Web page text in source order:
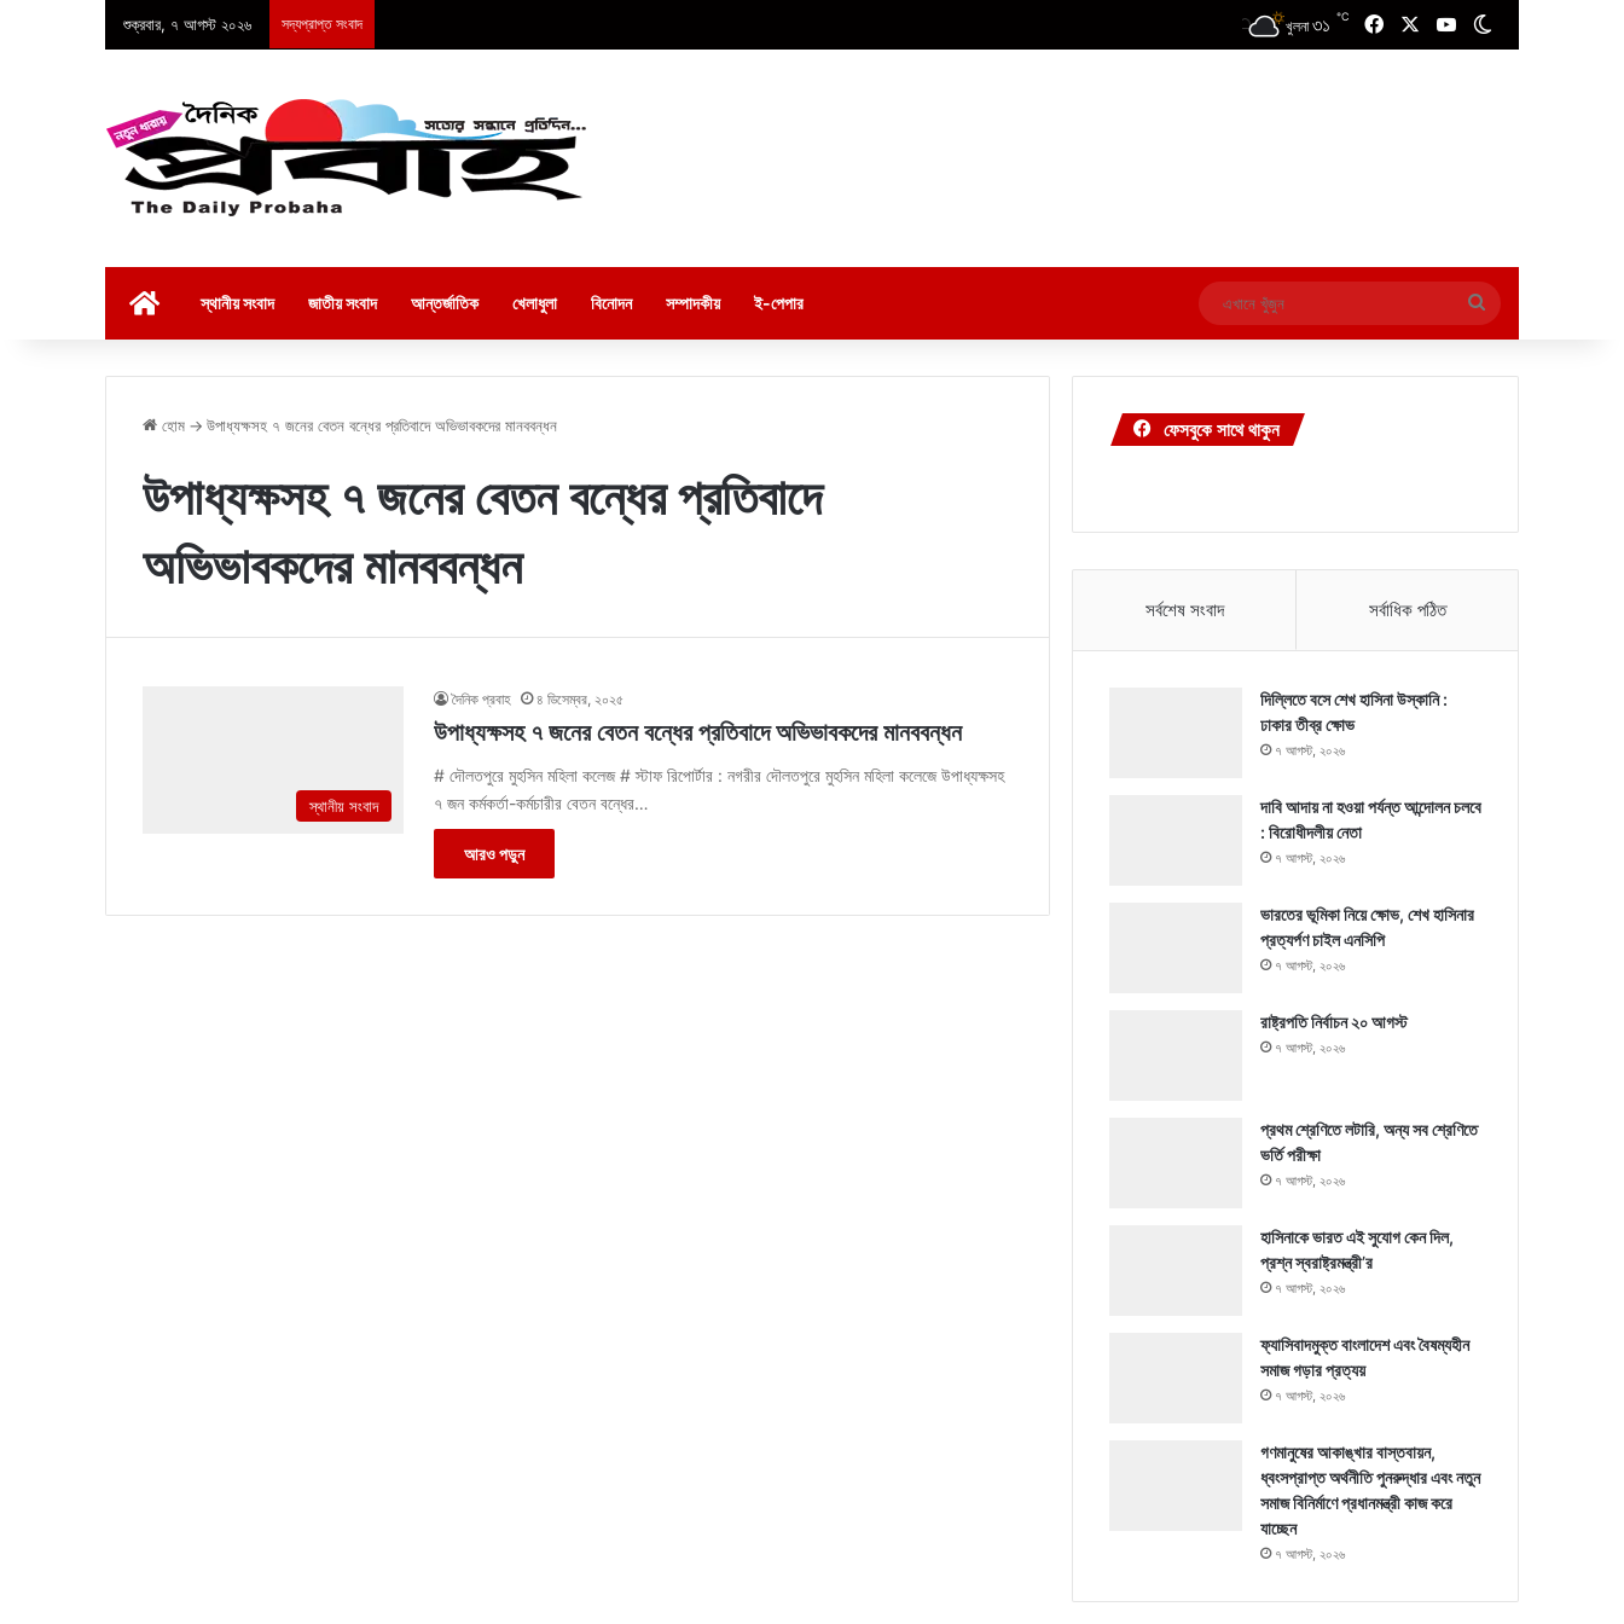
শুক্রবার, ৭ আগস্ট ২০২৬ সদ্যপ্রাপ্ত সংবাদ খুলনা ৩১ ℃ FacebookYouTube
স্থানীয় সংবাদ জাতীয় সংবাদ আন্তর্জাতিক খেলাধুলা বিনোদন সম্পাদকীয় ই-পেপার
এখানে
খুঁজুন
হোম → উপাধ্যক্ষসহ ৭ জনের বেতন বন্ধের প্রতিবাদে অভিভাবকদের মানববন্ধন
উপাধ্যক্ষসহ ৭ জনের বেতন বন্ধের প্রতিবাদে
অভিভাবকদের মানববন্ধন
স্থানীয় সংবাদ
দৈনিক প্রবাহ ৪ ডিসেম্বর, ২০২৫
উপাধ্যক্ষসহ ৭ জনের বেতন বন্ধের প্রতিবাদে অভিভাবকদের মানববন্ধন
# দৌলতপুরে মুহসিন মহিলা কলেজ # স্টাফ রিপোর্টার : নগরীর দৌলতপুরে মুহসিন মহিলা কলেজে উপাধ্যক্ষসহ
৭ জন কর্মকর্তা-কর্মচারীর বেতন বন্ধের…
আরও পড়ুন
ফেসবুকে সাথে থাকুন
সর্বশেষ সংবাদ সর্বাধিক পঠিত
দিল্লিতে বসে শেখ হাসিনা উস্কানি :
ঢাকার তীব্র ক্ষোভ
৭ আগস্ট, ২০২৬
দাবি আদায় না হওয়া পর্যন্ত আন্দোলন চলবে
: বিরোধীদলীয় নেতা
৭ আগস্ট, ২০২৬
ভারতের ভূমিকা নিয়ে ক্ষোভ, শেখ হাসিনার
প্রত্যর্পণ চাইল এনসিপি
৭ আগস্ট, ২০২৬
রাষ্ট্রপতি নির্বাচন ২০ আগস্ট
৭ আগস্ট, ২০২৬
প্রথম শ্রেণিতে লটারি, অন্য সব শ্রেণিতে
ভর্তি পরীক্ষা
৭ আগস্ট, ২০২৬
হাসিনাকে ভারত এই সুযোগ কেন দিল,
প্রশ্ন স্বরাষ্ট্রমন্ত্রী’র
৭ আগস্ট, ২০২৬
ফ্যাসিবাদমুক্ত বাংলাদেশ এবং বৈষম্যহীন
সমাজ গড়ার প্রত্যয়
৭ আগস্ট, ২০২৬
গণমানুষের আকাঙ্খার বাস্তবায়ন,
ধ্বংসপ্রাপ্ত অর্থনীতি পুনরুদ্ধার এবং নতুন
সমাজ বিনির্মাণে প্রধানমন্ত্রী কাজ করে
যাচ্ছেন
৭ আগস্ট, ২০২৬